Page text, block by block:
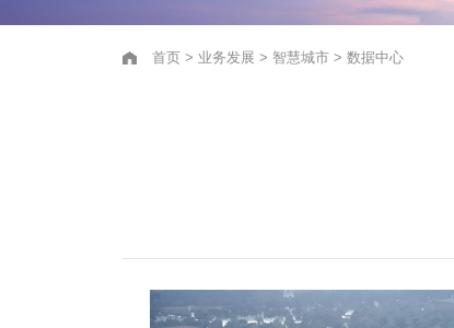
首页> 业务发展 > 智慧城市> 数据中心